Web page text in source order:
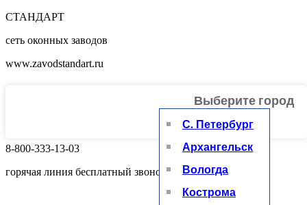
СТАНДАРТ
сеть оконных заводов
www.zavodstandart.ru
Выберите город
+
С. Петербург
Архангельск
Вологда
Кострома
8-800-333-13-03
горячая линия бесплатный звонок